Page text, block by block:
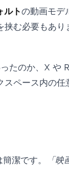
ルトの動画モデ
挟む必要もあ
たのか、X
スペース内の
簡潔です。 「